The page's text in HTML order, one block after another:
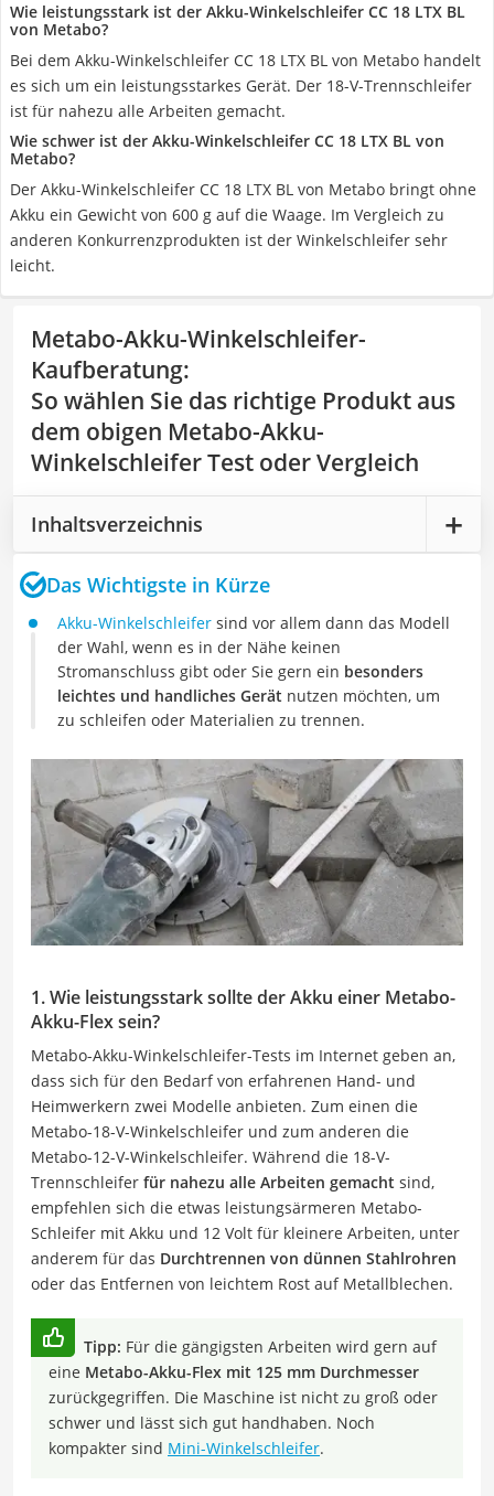
Wie leistungsstark ist der Akku-Winkelschleifer CC 18 LTX BL
von Metabo?
Bei dem Akku-Winkelschleifer CC 18 LTX BL von Metabo handelt
es sich um ein leistungsstarkes Gerät. Der 18-V-Trennschleifer
ist für nahezu alle Arbeiten gemacht.
Wie schwer ist der Akku-Winkelschleifer CC 18 LTX BL von
Metabo?
Der Akku-Winkelschleifer CC 18 LTX BL von Metabo bringt ohne
Akku ein Gewicht von 600 g auf die Waage. Im Vergleich zu
anderen Konkurrenzprodukten ist der Winkelschleifer sehr
leicht.
Metabo-Akku-Winkelschleifer-
Kaufberatung:
So wählen Sie das richtige Produkt aus
dem obigen Metabo-Akku-
Winkelschleifer Test oder Vergleich
Inhaltsverzeichnis
Das Wichtigste in Kürze
Akku-Winkelschleifer sind vor allem dann das Modell
der Wahl, wenn es in der Nähe keinen
Stromanschluss gibt oder Sie gern ein besonders
leichtes und handliches Gerät nutzen möchten, um
zu schleifen oder Materialien zu trennen.
1. Wie leistungsstark sollte der Akku einer Metabo-
Akku-Flex sein?
Metabo-Akku-Winkelschleifer-Tests im Internet geben an,
dass sich für den Bedarf von erfahrenen Hand- und
Heimwerkern zwei Modelle anbieten. Zum einen die
Metabo-18-V-Winkelschleifer und zum anderen die
Metabo-12-V-Winkelschleifer. Während die 18-V-
Trennschleifer für nahezu alle Arbeiten gemacht sind,
empfehlen sich die etwas leistungsärmeren Metabo-
Schleifer mit Akku und 12 Volt für kleinere Arbeiten, unter
anderem für das Durchtrennen von dünnen Stahlrohren
oder das Entfernen von leichtem Rost auf Metallblechen.
Tipp: Für die gängigsten Arbeiten wird gern auf
eine Metabo-Akku-Flex mit 125 mm Durchmesser
zurückgegriffen. Die Maschine ist nicht zu groß oder
schwer und lässt sich gut handhaben. Noch
kompakter sind Mini-Winkelschleifer.